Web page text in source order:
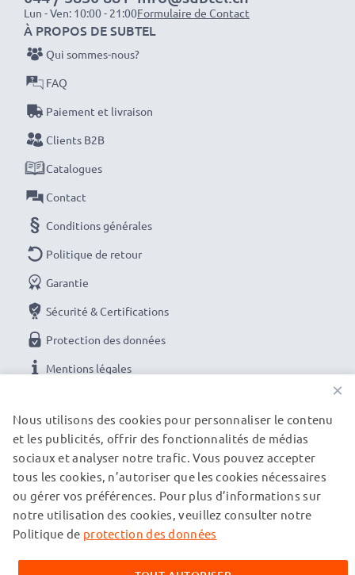
Lun - Ven: 10:00 - 21:00Formulaire de Contact
NOS OPTIONS DE PAIEMENT
À PROPOS DE SUBTEL
Qui sommes-nous?
FAQ
Paiement et livraison
Clients B2B
Catalogues
Contact
Conditions générales
Politique de retour
Garantie
Sécurité & Certifications
Protection des données
Mentions légales
NOS PARTENAIRES DE LIVRAISON
© subtel.ch 2026
Veuillez noter que toutes les marques citées sont des
×
Nous utilisons des cookies pour personnaliser le contenu
et les publicités, offrir des fonctionnalités de médias
sociaux et analyser notre trafic. Vous pouvez accepter
tous les cookies, n’autoriser que les cookies nécessaires
ou gérer vos préférences. Pour plus d’informations sur
notre utilisation des cookies, veuillez consulter notre
Politique de protection des données